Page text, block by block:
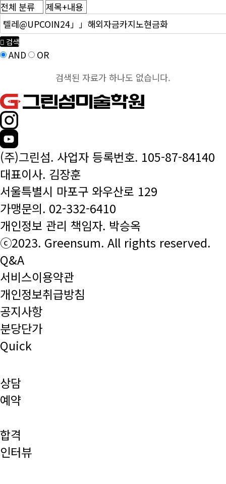
검색
AND
OR
검색된 자료가 하나도 없습니다.
(주)그린섬. 사업자 등록번호. 105-87-84140
대표이사. 김장훈
서울특별시 마포구 와우산로 129
가맹문의. 02-332-6410
개인정보 관리 책임자. 박승옥
ⓒ2023. Greensum. All rights reserved.
Q&A
서비스이용약관
개인정보취급방침
공지사항
분당단가
Quick
상담
예약
합격
인터뷰